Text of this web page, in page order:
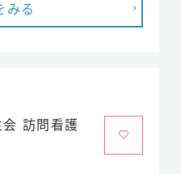
みる
訪問看護